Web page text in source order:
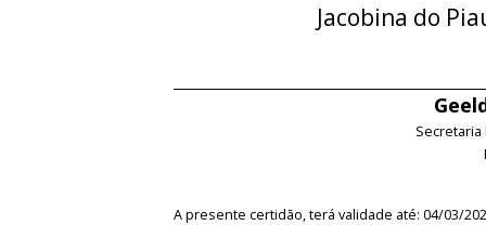
Jacobina do
A presente certidão, terá validade até: 04/03/